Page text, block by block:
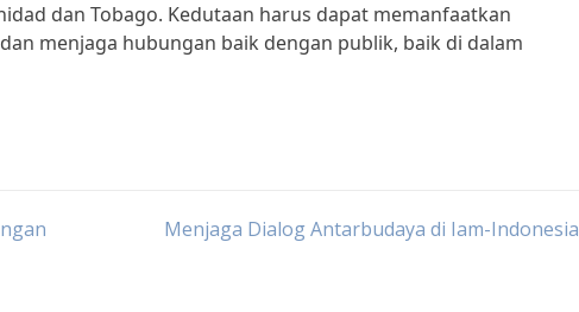
dan Tobago. Kedutaan harus dapat memanfaatkan
menjaga hubungan baik dengan publik, baik di dalam
Menjaga Dialog Antarbudaya di Iam-Indonesia